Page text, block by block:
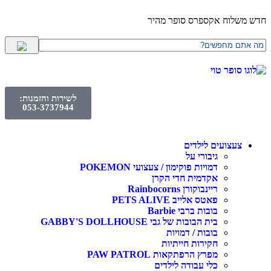
אקספרס סופר מהיר
לשירות והזמנות:
053-3737944
לילדים
גיבורי על
דמויות פוקימון / צעצועי POKEMON
אקדמית חדי הקרן
ריינבוקורן Rainbocorns
פאטס אלייב PETS ALIVE
בובות ברבי Barbie
בית הבובות של גבי GABBY'S DOLLHOUSE
בובות / דמויות
חקירות חייתיות
מפרץ הרפתקאות PAW PATROL
כלי עבודה לילדים